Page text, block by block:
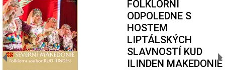
FOLKLÓRNÍ
ODPOLEDNE S
HOSTEM
LIPTÁLSKÝCH
SLAVNOSTÍ KUD
ILINDEN MAKEDONIE